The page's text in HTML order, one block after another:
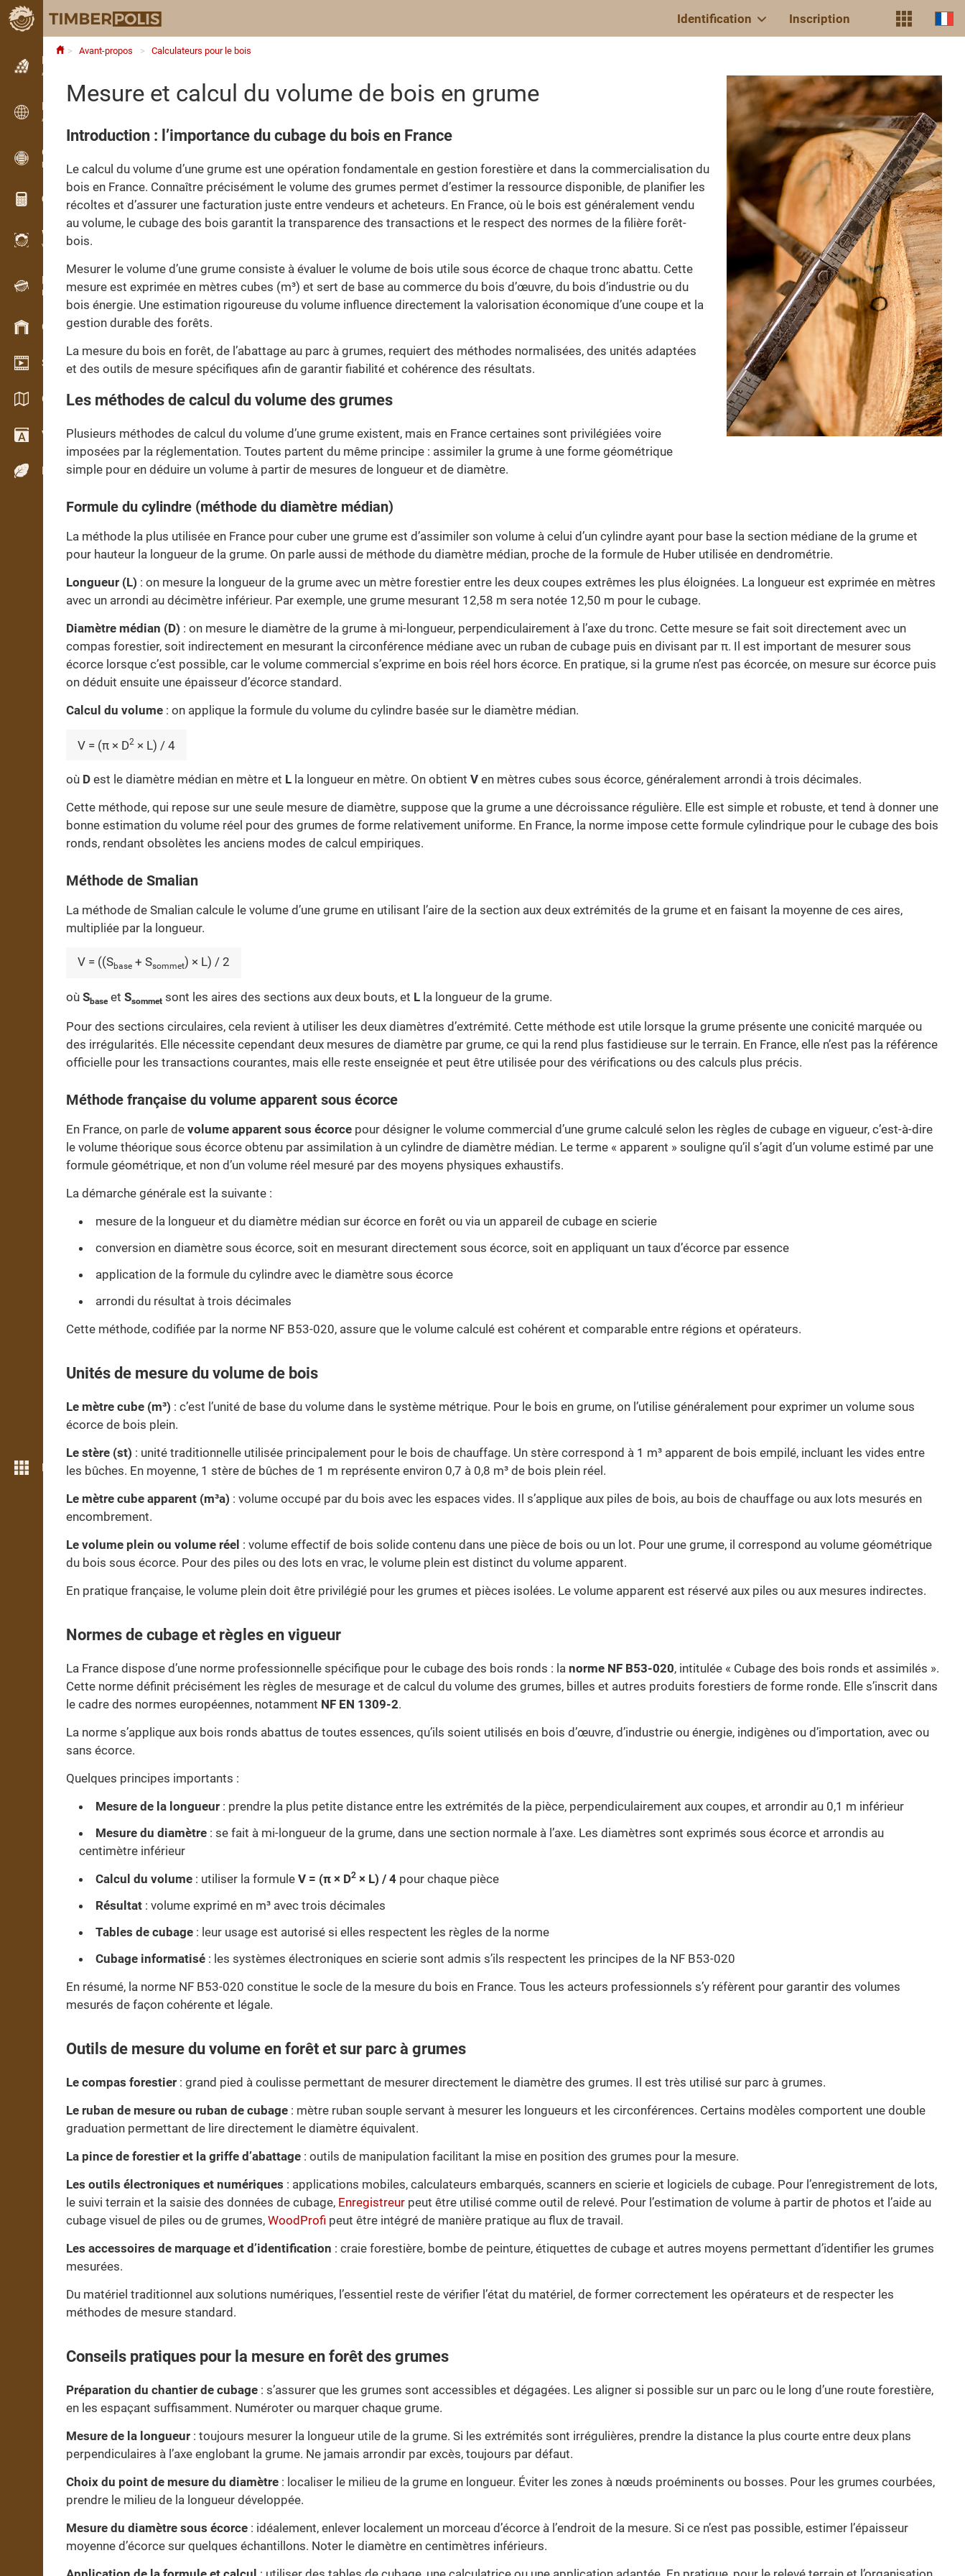
Identification Inscription
Petites annonces
Annonces texte
Petites annonces
Annonces internationales
OPTI-TIMB
Plans de débit
Calculateurs pour le bois
WoodProfi
Volume de bois avec IA
Enregistreur
Inventaire du bois sur le terrain
Gestion du stock
Schowroom vidéo
Catalogues / Brochures
Vocabulaire
Espèces de bois
Plus de fonctions
Avant-propos Calculateurs pour le bois
Mesure et calcul du volume de bois en grume
Introduction : l’importance du cubage du bois en France
Le calcul du volume d’une grume est une opération fondamentale en gestion forestière et dans la commercialisation du
bois en France. Connaître précisément le volume des grumes permet d’estimer la ressource disponible, de planifier les
récoltes et d’assurer une facturation juste entre vendeurs et acheteurs. En France, où le bois est généralement vendu
au volume, le cubage des bois garantit la transparence des transactions et le respect des normes de la filière forêt-
bois.
Mesurer le volume d’une grume consiste à évaluer le volume de bois utile sous écorce de chaque tronc abattu. Cette
mesure est exprimée en mètres cubes (m³) et sert de base au commerce du bois d’œuvre, du bois d’industrie ou du
bois énergie. Une estimation rigoureuse du volume influence directement la valorisation économique d’une coupe et la
gestion durable des forêts.
La mesure du bois en forêt, de l’abattage au parc à grumes, requiert des méthodes normalisées, des unités adaptées
et des outils de mesure spécifiques afin de garantir fiabilité et cohérence des résultats.
Les méthodes de calcul du volume des grumes
Plusieurs méthodes de calcul du volume d’une grume existent, mais en France certaines sont privilégiées voire
imposées par la réglementation. Toutes partent du même principe : assimiler la grume à une forme géométrique
simple pour en déduire un volume à partir de mesures de longueur et de diamètre.
Formule du cylindre (méthode du diamètre médian)
La méthode la plus utilisée en France pour cuber une grume est d’assimiler son volume à celui d’un cylindre ayant pour base la section médiane de la grume et
pour hauteur la longueur de la grume. On parle aussi de méthode du diamètre médian, proche de la formule de Huber utilisée en dendrométrie.
Longueur (L) : on mesure la longueur de la grume avec un mètre forestier entre les deux coupes extrêmes les plus éloignées. La longueur est exprimée en mètres
avec un arrondi au décimètre inférieur. Par exemple, une grume mesurant 12,58 m sera notée 12,50 m pour le cubage.
Diamètre médian (D) : on mesure le diamètre de la grume à mi-longueur, perpendiculairement à l’axe du tronc. Cette mesure se fait soit directement avec un
compas forestier, soit indirectement en mesurant la circonférence médiane avec un ruban de cubage puis en divisant par π. Il est important de mesurer sous
écorce lorsque c’est possible, car le volume commercial s’exprime en bois réel hors écorce. En pratique, si la grume n’est pas écorcée, on mesure sur écorce puis
on déduit ensuite une épaisseur d’écorce standard.
Calcul du volume : on applique la formule du volume du cylindre basée sur le diamètre médian.
V = (π × D2 × L) / 4
où D est le diamètre médian en mètre et L la longueur en mètre. On obtient V en mètres cubes sous écorce, généralement arrondi à trois décimales.
Cette méthode, qui repose sur une seule mesure de diamètre, suppose que la grume a une décroissance régulière. Elle est simple et robuste, et tend à donner une
bonne estimation du volume réel pour des grumes de forme relativement uniforme. En France, la norme impose cette formule cylindrique pour le cubage des bois
ronds, rendant obsolètes les anciens modes de calcul empiriques.
Méthode de Smalian
La méthode de Smalian calcule le volume d’une grume en utilisant l’aire de la section aux deux extrémités de la grume et en faisant la moyenne de ces aires,
multipliée par la longueur.
V = ((Sbase + Ssommet) × L) / 2
où Sbase et Ssommet sont les aires des sections aux deux bouts, et L la longueur de la grume.
Pour des sections circulaires, cela revient à utiliser les deux diamètres d’extrémité. Cette méthode est utile lorsque la grume présente une conicité marquée ou
des irrégularités. Elle nécessite cependant deux mesures de diamètre par grume, ce qui la rend plus fastidieuse sur le terrain. En France, elle n’est pas la référence
officielle pour les transactions courantes, mais elle reste enseignée et peut être utilisée pour des vérifications ou des calculs plus précis.
Méthode française du volume apparent sous écorce
En France, on parle de volume apparent sous écorce pour désigner le volume commercial d’une grume calculé selon les règles de cubage en vigueur, c’est-à-dire
le volume théorique sous écorce obtenu par assimilation à un cylindre de diamètre médian. Le terme « apparent » souligne qu’il s’agit d’un volume estimé par une
formule géométrique, et non d’un volume réel mesuré par des moyens physiques exhaustifs.
La démarche générale est la suivante :
mesure de la longueur et du diamètre médian sur écorce en forêt ou via un appareil de cubage en scierie
conversion en diamètre sous écorce, soit en mesurant directement sous écorce, soit en appliquant un taux d’écorce par essence
application de la formule du cylindre avec le diamètre sous écorce
arrondi du résultat à trois décimales
Cette méthode, codifiée par la norme NF B53-020, assure que le volume calculé est cohérent et comparable entre régions et opérateurs.
Unités de mesure du volume de bois
Le mètre cube (m³) : c’est l’unité de base du volume dans le système métrique. Pour le bois en grume, on l’utilise généralement pour exprimer un volume sous
écorce de bois plein.
Le stère (st) : unité traditionnelle utilisée principalement pour le bois de chauffage. Un stère correspond à 1 m³ apparent de bois empilé, incluant les vides entre
les bûches. En moyenne, 1 stère de bûches de 1 m représente environ 0,7 à 0,8 m³ de bois plein réel.
Le mètre cube apparent (m³a) : volume occupé par du bois avec les espaces vides. Il s’applique aux piles de bois, au bois de chauffage ou aux lots mesurés en
encombrement.
Le volume plein ou volume réel : volume effectif de bois solide contenu dans une pièce de bois ou un lot. Pour une grume, il correspond au volume géométrique
du bois sous écorce. Pour des piles ou des lots en vrac, le volume plein est distinct du volume apparent.
En pratique française, le volume plein doit être privilégié pour les grumes et pièces isolées. Le volume apparent est réservé aux piles ou aux mesures indirectes.
Normes de cubage et règles en vigueur
La France dispose d’une norme professionnelle spécifique pour le cubage des bois ronds : la norme NF B53-020, intitulée « Cubage des bois ronds et assimilés ».
Cette norme définit précisément les règles de mesurage et de calcul du volume des grumes, billes et autres produits forestiers de forme ronde. Elle s’inscrit dans
le cadre des normes européennes, notamment NF EN 1309-2.
La norme s’applique aux bois ronds abattus de toutes essences, qu’ils soient utilisés en bois d’œuvre, d’industrie ou énergie, indigènes ou d’importation, avec ou
sans écorce.
Quelques principes importants :
Mesure de la longueur : prendre la plus petite distance entre les extrémités de la pièce, perpendiculairement aux coupes, et arrondir au 0,1 m inférieur
Mesure du diamètre : se fait à mi-longueur de la grume, dans une section normale à l’axe. Les diamètres sont exprimés sous écorce et arrondis au
centimètre inférieur
Calcul du volume : utiliser la formule V = (π × D2 × L) / 4 pour chaque pièce
Résultat : volume exprimé en m³ avec trois décimales
Tables de cubage : leur usage est autorisé si elles respectent les règles de la norme
Cubage informatisé : les systèmes électroniques en scierie sont admis s’ils respectent les principes de la NF B53-020
En résumé, la norme NF B53-020 constitue le socle de la mesure du bois en France. Tous les acteurs professionnels s’y réfèrent pour garantir des volumes
mesurés de façon cohérente et légale.
Outils de mesure du volume en forêt et sur parc à grumes
Le compas forestier : grand pied à coulisse permettant de mesurer directement le diamètre des grumes. Il est très utilisé sur parc à grumes.
Le ruban de mesure ou ruban de cubage : mètre ruban souple servant à mesurer les longueurs et les circonférences. Certains modèles comportent une double
graduation permettant de lire directement le diamètre équivalent.
La pince de forestier et la griffe d’abattage : outils de manipulation facilitant la mise en position des grumes pour la mesure.
Les outils électroniques et numériques : applications mobiles, calculateurs embarqués, scanners en scierie et logiciels de cubage. Pour l’enregistrement de lots,
le suivi terrain et la saisie des données de cubage, Enregistreur peut être utilisé comme outil de relevé. Pour l’estimation de volume à partir de photos et l’aide au
cubage visuel de piles ou de grumes, WoodProfi peut être intégré de manière pratique au flux de travail.
Les accessoires de marquage et d’identification : craie forestière, bombe de peinture, étiquettes de cubage et autres moyens permettant d’identifier les grumes
mesurées.
Du matériel traditionnel aux solutions numériques, l’essentiel reste de vérifier l’état du matériel, de former correctement les opérateurs et de respecter les
méthodes de mesure standard.
Conseils pratiques pour la mesure en forêt des grumes
Préparation du chantier de cubage : s’assurer que les grumes sont accessibles et dégagées. Les aligner si possible sur un parc ou le long d’une route forestière,
en les espaçant suffisamment. Numéroter ou marquer chaque grume.
Mesure de la longueur : toujours mesurer la longueur utile de la grume. Si les extrémités sont irrégulières, prendre la distance la plus courte entre deux plans
perpendiculaires à l’axe englobant la grume. Ne jamais arrondir par excès, toujours par défaut.
Choix du point de mesure du diamètre : localiser le milieu de la grume en longueur. Éviter les zones à nœuds proéminents ou bosses. Pour les grumes courbées,
prendre le milieu de la longueur développée.
Mesure du diamètre sous écorce : idéalement, enlever localement un morceau d’écorce à l’endroit de la mesure. Si ce n’est pas possible, estimer l’épaisseur
moyenne d’écorce sur quelques échantillons. Noter le diamètre en centimètres inférieurs.